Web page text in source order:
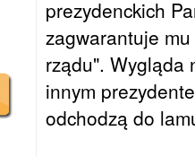
prezydenckich
zagwarantuje
rządu". Wygląda
innym
odchodzą do